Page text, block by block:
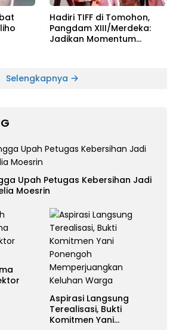
Hadiri TIFF di Tomohon,
Pangdam XIII/Merdeka:
Jadikan Momentum
Selengkapnya
Upah Petugas Kebersihan Jadi
Moesrin
Aspirasi Langsung
Terealisasi, Bukti
Komitmen Yani